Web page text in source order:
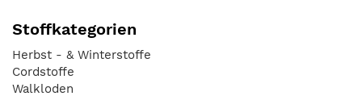
Stoffkategorien
Herbst - & Winterstoffe
Cordstoffe
Walkloden